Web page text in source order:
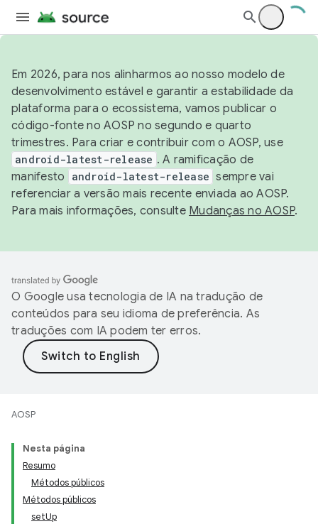
Em 2026, para nos alinharmos ao nosso modelo de
desenvolvimento estável e garantir a estabilidade da
plataforma para o ecossistema, vamos publicar o
código-fonte no AOSP no segundo e quarto
trimestres. Para criar e contribuir com o AOSP, use
android-latest-release . A ramificação de
manifesto
android-latest-release sempre vai
referenciar a versão mais recente enviada ao AOSP.
Para mais informações, consulte Mudanças no AOSP.
O Google usa tecnologia de IA na tradução de
conteúdos para seu idioma de preferência. As
traduções com IA podem ter erros.
AOSP
Nesta página
Resumo
Métodos públicos
Métodos públicos
setUp